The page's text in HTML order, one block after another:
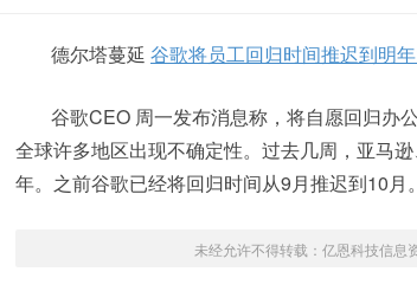
德尔塔蔓延 谷歌将员工回归时间推迟到明
谷歌CEO 周一发布消息称，将自愿回归办
全球许多地区出现不确定性。过去几周，亚马
年。之前谷歌已经将回归时间从9月推迟到10月。
未经允许不得转载： 亿恩科技信息